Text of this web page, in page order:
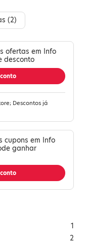
(2)
ofertas em Info
desconto
Descontos já
cupons em Info
ganhar
1
2